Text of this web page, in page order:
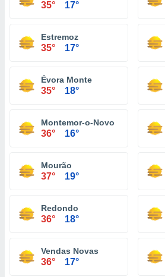
35° 17°
Estremoz
35° 17°
Évora Monte
35° 18°
Montemor-o-Novo
36° 16°
Mourão
37° 19°
Redondo
36° 18°
Vendas Novas
36° 17°